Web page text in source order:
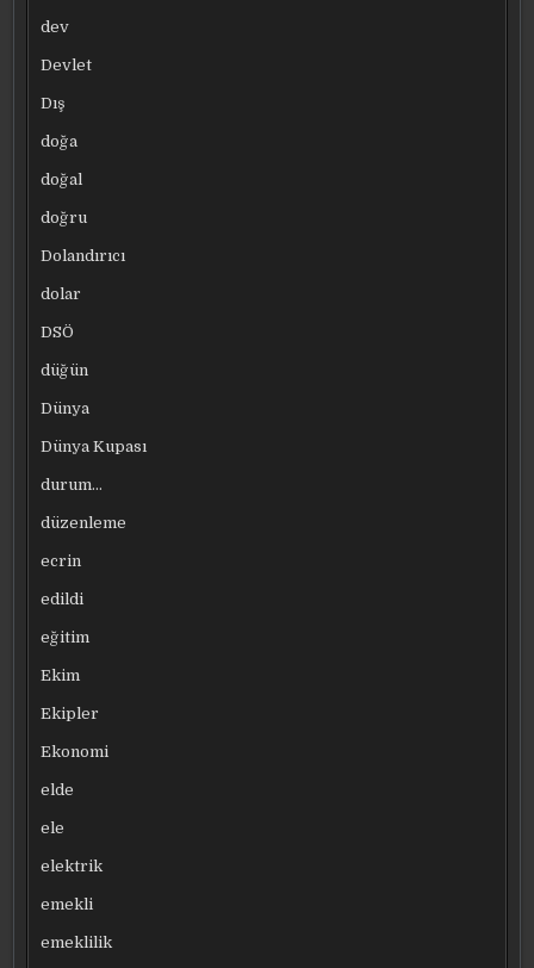
dev
Devlet
Dış
doğa
doğal
doğru
Dolandırıcı
dolar
DSÖ
düğün
Dünya
Dünya Kupası
durum…
düzenleme
ecrin
edildi
eğitim
Ekim
Ekipler
Ekonomi
elde
ele
elektrik
emekli
emeklilik